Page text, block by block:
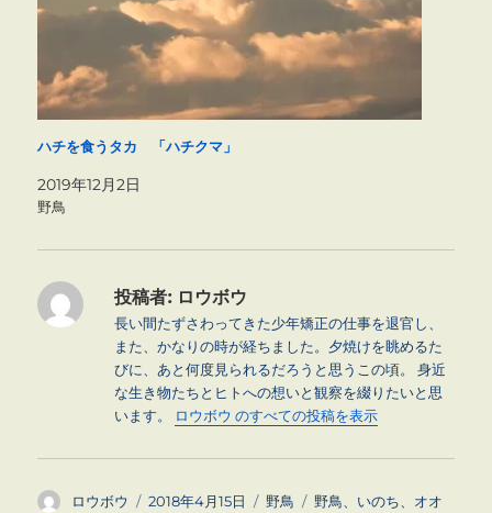
ハチを食うタカ 「ハチクマ」
2019年12月2日
野鳥
投稿者: ロウボウ
長い間たずさわってきた少年矯正の仕事を退官し、
また、かなりの時が経ちました。夕焼けを眺めるた
びに、あと何度見られるだろうと思うこの頃。 身近
な生き物たちとヒトへの想いと観察を綴りたいと思
います。 ロウボウ のすべての投稿を表示
投
ロウボウ
投
2018年4月15日
カ
野鳥
タ
野鳥、いのち、オオ